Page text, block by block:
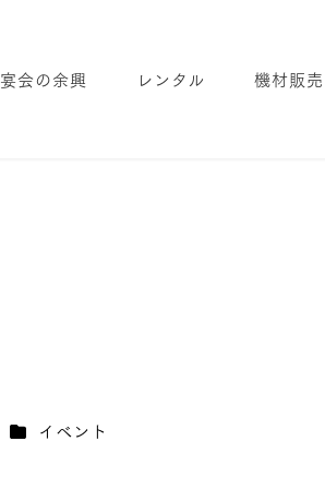
宴会の余興 レンタル 機材販売
カテゴリー
イベント